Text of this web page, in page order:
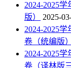
2024-2025
版）
2025-
2024-2025
卷（统编版）
2024-2025
卷（译林版